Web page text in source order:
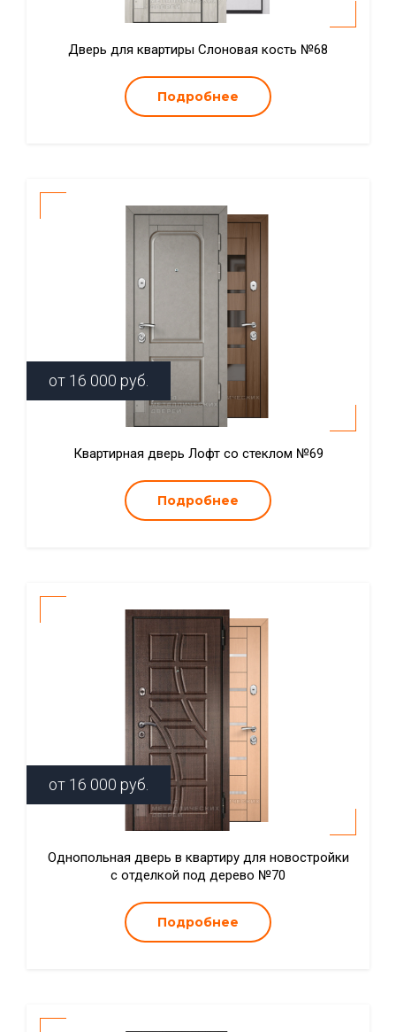
Дверь для квартиры Слоновая кость №68
Подробнее
от 16 000 руб.
Квартирная дверь Лофт со стеклом №69
Подробнее
от 16 000 руб.
Однопольная дверь в квартиру для новостройки
с отделкой под дерево №70
Подробнее